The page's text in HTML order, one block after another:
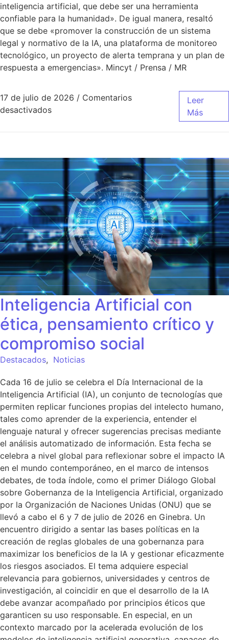
inteligencia artificial, que debe ser una herramienta
confiable para la humanidad». De igual manera, resaltó
que se debe «promover la construcción de un sistema
legal y normativo de la IA, una plataforma de monitoreo
tecnológico, un proyecto de alerta temprana y un plan de
respuesta a emergencias». Mincyt / Prensa / MR
17 de julio de 2026 / Comentarios
desactivados
Leer
Más
Inteligencia Artificial con
ética, pensamiento crítico y
compromiso social
Destacados, Noticias
Cada 16 de julio se celebra el Día Internacional de la
Inteligencia Artificial (IA), un conjunto de tecnologías que
permiten replicar funciones propias del intelecto humano,
tales como aprender de la experiencia, entender el
lenguaje natural y ofrecer sugerencias precisas mediante
el análisis automatizado de información. Esta fecha se
celebra a nivel global para reflexionar sobre el impacto IA
en el mundo contemporáneo, en el marco de intensos
debates, de toda índole, como el primer Diálogo Global
sobre Gobernanza de la Inteligencia Artificial, organizado
por la Organización de Naciones Unidas (ONU) que se
llevó a cabo el 6 y 7 de julio de 2026 en Ginebra. Un
encuentro dirigido a sentar las bases políticas en la
creación de reglas globales de una gobernanza para
maximizar los beneficios de la IA y gestionar eficazmente
los riesgos asociados. El tema adquiere especial
relevancia para gobiernos, universidades y centros de
investigación, al coincidir en que el desarrollo de la IA
debe avanzar acompañado por principios éticos que
garanticen su uso responsable. En especial, en un
contexto marcado por la acelerada evolución de los